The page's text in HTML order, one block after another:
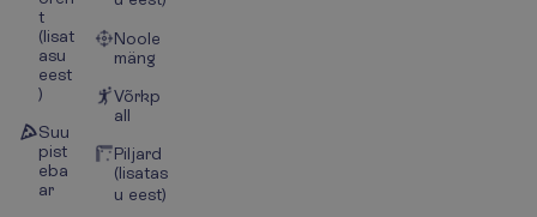
t
(lisat
asu
eest
)
Suu
pist
eba
ar
Noole
mäng
Võrkp
all
Piljard
(lisatas
u eest)